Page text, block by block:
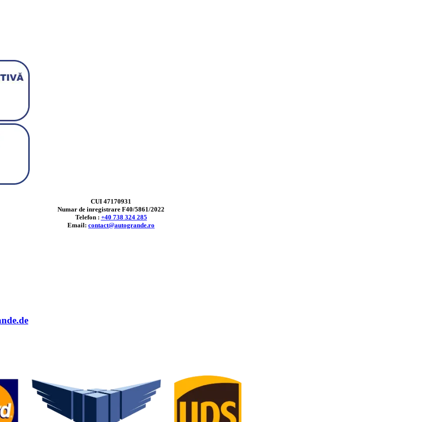
CUI 47170931
Numar de inregistrare F40/5861/2022
Telefon : +40 738 324 285
Email: contact@autogrande.ro